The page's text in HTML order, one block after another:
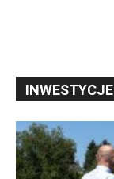
INWESTYCJE